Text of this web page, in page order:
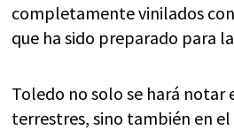
completamente vinilados
que ha sido preparado para
Toledo no solo se hará notar
terrestres, sino también en